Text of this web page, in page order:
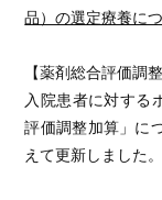
品）の選定療養に
【薬剤総合評価調
入院患者に対する
評価調整加算」に
えて更新しました。